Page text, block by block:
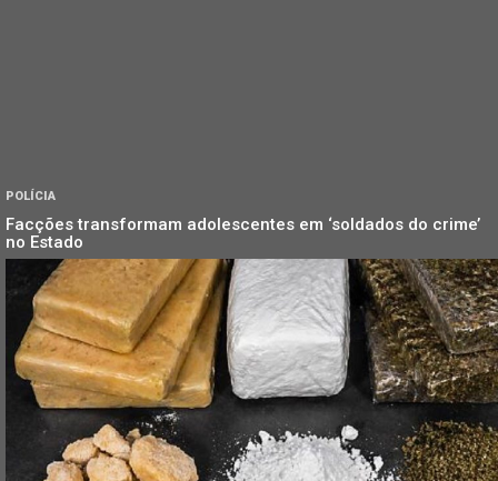
POLÍCIA
Facções transformam adolescentes em ‘soldados do crime’
no Estado